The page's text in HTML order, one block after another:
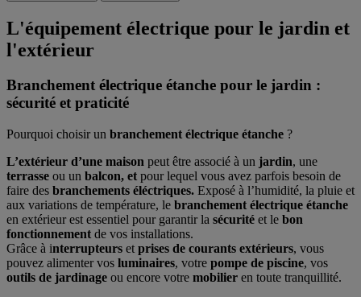
L'équipement électrique pour le jardin et
l'extérieur
Branchement électrique étanche pour le jardin :
sécurité et praticité
Pourquoi choisir un branchement électrique étanche ?
L’extérieur d’une maison peut être associé à un jardin, une
terrasse ou un balcon, et pour lequel vous avez parfois besoin de
faire des branchements éléctriques. Exposé à l’humidité, la pluie et
aux variations de température, le branchement électrique étanche
en extérieur est essentiel pour garantir la sécurité et le bon
fonctionnement de vos installations.
Grâce à interrupteurs et prises de courants extérieurs, vous
pouvez alimenter vos luminaires, votre pompe de piscine, vos
outils de jardinage ou encore votre mobilier en toute tranquillité.